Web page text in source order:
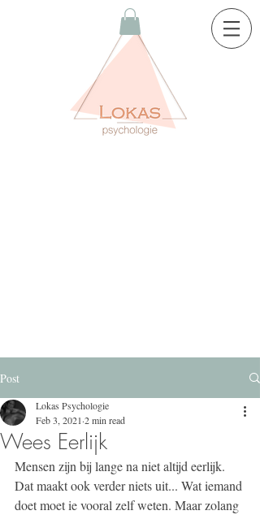
Post
Wees Eerlijk
Lokas Psychologie
Feb 3, 2021 2 min read
Mensen zijn bij lange na niet altijd eerlijk.
Dat maakt ook verder niets uit... Wat iemand
doet moet ie vooral zelf weten. Maar zolang